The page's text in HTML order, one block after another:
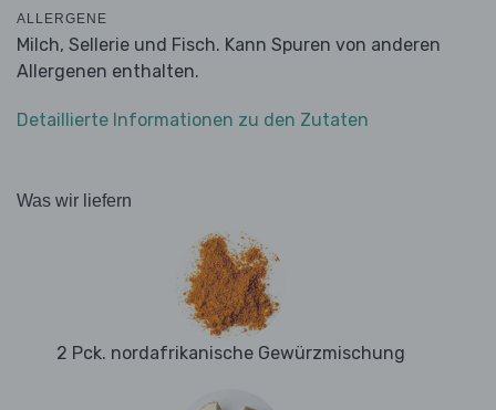
ALLERGENE
Milch, Sellerie und Fisch. Kann Spuren von anderen
Allergenen enthalten.
Detaillierte Informationen zu den Zutaten
Was wir liefern
2 Pck. nordafrikanische Gewürzmischung